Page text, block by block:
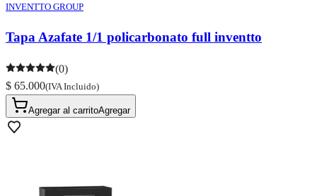
INVENTTO GROUP
Tapa Azafate 1/1 policarbonato full inventto
(0)
$ 65.000(IVA Incluido)
Agregar al carritoAgregar